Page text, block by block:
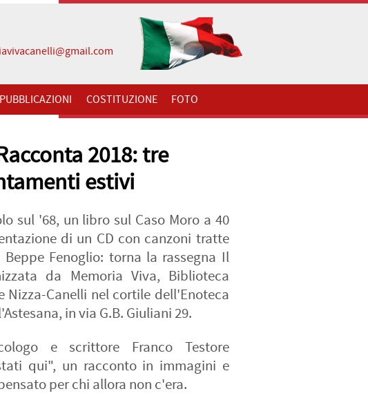
PUBBLICAZIONI COSTITUZIONE FOTO
2018: tre
estivi
sul '68, un libro sul Caso Moro a 40
di un CD con canzoni tratte
Fenoglio: torna la rassegna Il
da Memoria Viva, Biblioteca
Nizza-Canelli nel cortile dell'Enoteca
in via G.B. Giuliani 29.
e scrittore Franco Testore
qui", un racconto in immagini e
per chi allora non c'era.